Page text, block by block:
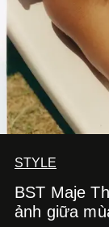
STYLE
BST Maje
ảnh giữa